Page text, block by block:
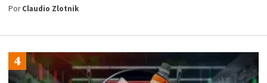
PorClaudio Zlotnik